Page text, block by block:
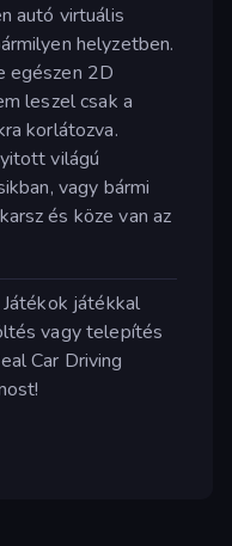
autó virtuális
helyzetben.
egészen 2D
leszel csak a
korlátozva.
világú
vagy bármi
és köze van az
játékkal
vagy telepítés
Car Driving